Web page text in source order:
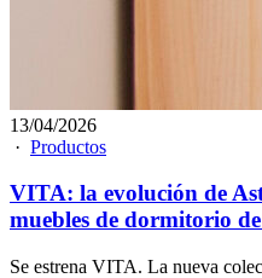
13/04/2026
· Productos
VITA: la evolución de
muebles de dormitorio
Se estrena VITA. La nueva